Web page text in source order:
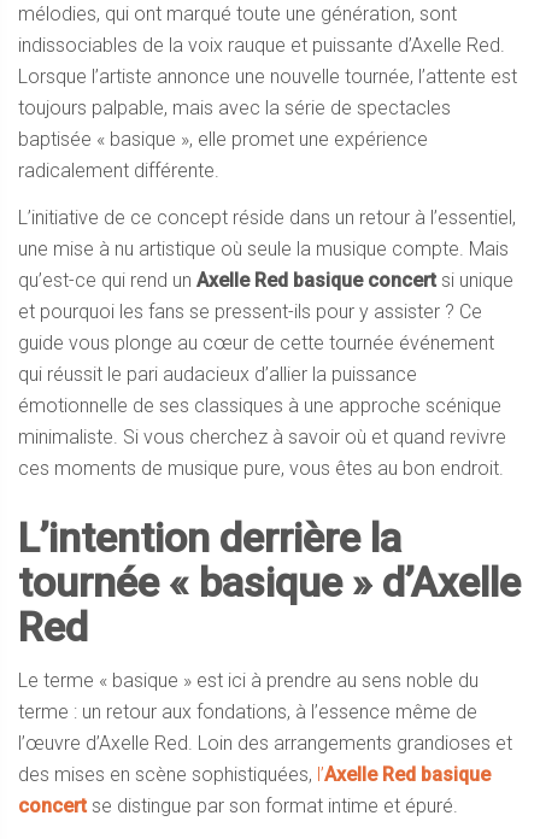
mélodies, qui ont marqué toute une génération, sont
indissociables de la voix rauque et puissante d’Axelle Red.
Lorsque l’artiste annonce une nouvelle tournée, l’attente est
toujours palpable, mais avec la série de spectacles
baptisée « basique », elle promet une expérience
radicalement différente.
L’initiative de ce concept réside dans un retour à l’essentiel,
une mise à nu artistique où seule la musique compte. Mais
qu’est-ce qui rend un Axelle Red basique concert si unique
et pourquoi les fans se pressent-ils pour y assister ? Ce
guide vous plonge au cœur de cette tournée événement
qui réussit le pari audacieux d’allier la puissance
émotionnelle de ses classiques à une approche scénique
minimaliste. Si vous cherchez à savoir où et quand revivre
ces moments de musique pure, vous êtes au bon endroit.
L’intention derrière la
tournée « basique » d’Axelle
Red
Le terme « basique » est ici à prendre au sens noble du
terme : un retour aux fondations, à l’essence même de
l’œuvre d’Axelle Red. Loin des arrangements grandioses et
des mises en scène sophistiquées, l’Axelle Red basique
concert se distingue par son format intime et épuré.